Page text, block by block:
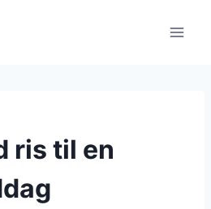
ris til en